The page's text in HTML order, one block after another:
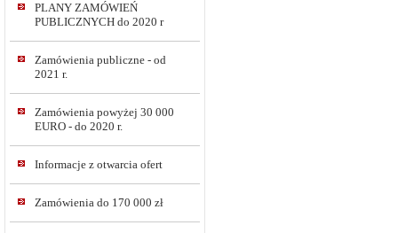
PLANY ZAMÓWIEŃ
PUBLICZNYCH do 2020 r
Zamówienia publiczne - od
2021 r.
Zamówienia powyżej 30 000
EURO - do 2020 r.
Informacje z otwarcia ofert
Zamówienia do 170 000 zł